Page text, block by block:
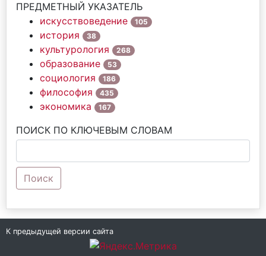
ПРЕДМЕТНЫЙ УКАЗАТЕЛЬ
искусствоведение
105
история 38
культурология 268
образование 53
социология 186
философия 435
экономика 167
ПОИСК ПО КЛЮЧЕВЫМ СЛОВАМ
Поиск
К предыдущей версии сайта